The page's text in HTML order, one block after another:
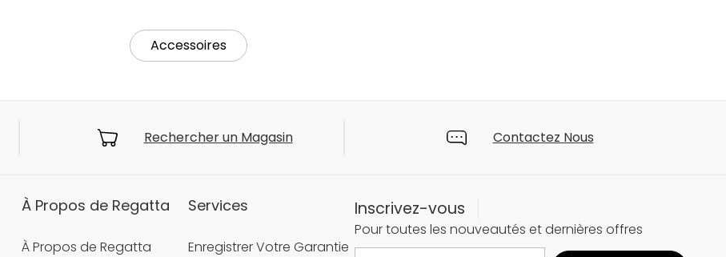
Accessoires
Rechercher un Magasin Contactez Nous
À Propos de Regatta
À Propos de Regatta
Services
Enregistrer Votre Garantie
Inscrivez-vous
Pour toutes les nouveautés et dernières offres